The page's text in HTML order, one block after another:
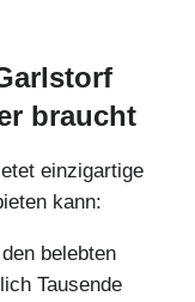
braucht
einzigartige
kann:
belebten
Tausende